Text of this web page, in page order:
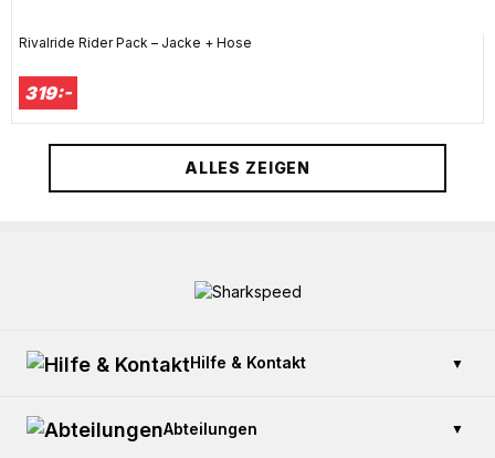
Rivalride Rider Pack – Jacke + Hose
319:-
ALLES ZEIGEN
Hilfe & Kontakt ▼
Kontaktieren Sie uns Abteilungen ▼